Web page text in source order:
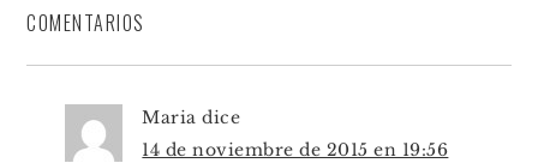
COMENTARIOS
Maria dice
14 de noviembre de 2015 en 19:56